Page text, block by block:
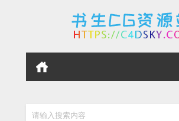
请输入搜索内容